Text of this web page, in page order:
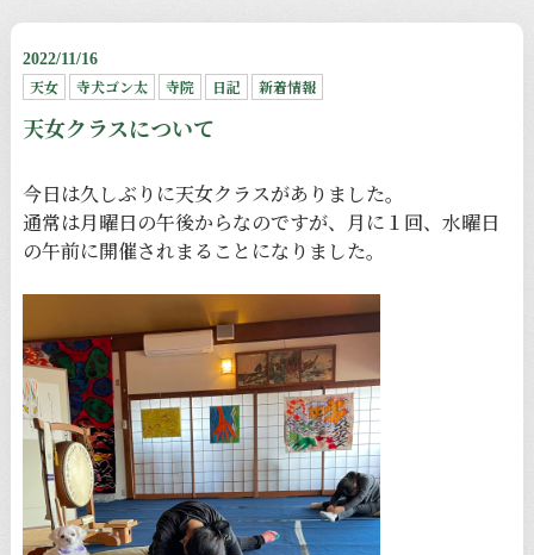
2022/11/16
天女 寺犬ゴン太 寺院 日記 新着情報
天女クラスについて
今日は久しぶりに天女クラスがありました。
通常は月曜日の午後からなのですが、月に１回、水曜日
の午前に開催されまることになりました。